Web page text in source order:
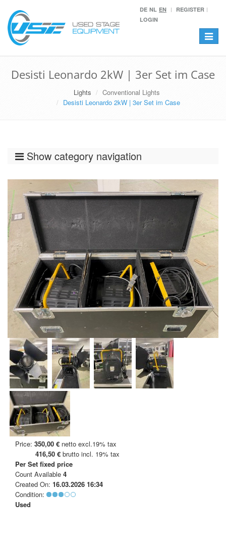
DE NL EN
REGISTER
LOGIN
Toggle
Desisti Leonardo 2kW | 3er Set im Case
Lights
Conventional Lights
Desisti Leonardo 2kW | 3er Set im Case
Show category navigation
Price: 350,00 € netto excl.19% tax
416,50 € brutto incl. 19% tax
Per Set fixed price
Count Available 4
Created On: 16.03.2026 16:34
Condition:
Used